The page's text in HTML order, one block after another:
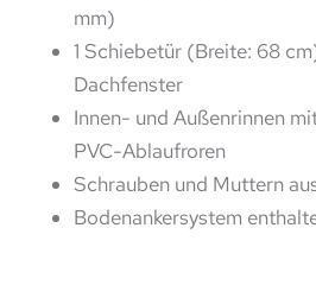
mm)
1 Schiebetür (Breite: 68
Dachfenster
Innen- und Außenrinnen
PVC-Ablaufroren
Schrauben und Muttern
Bodenankersystem